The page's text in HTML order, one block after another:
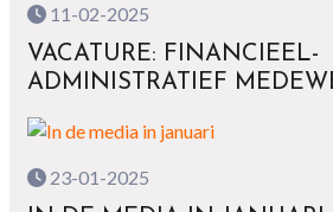
11-02-2025
VACATURE: FINANCIEEL-
ADMINISTRATIEF
23-01-2025